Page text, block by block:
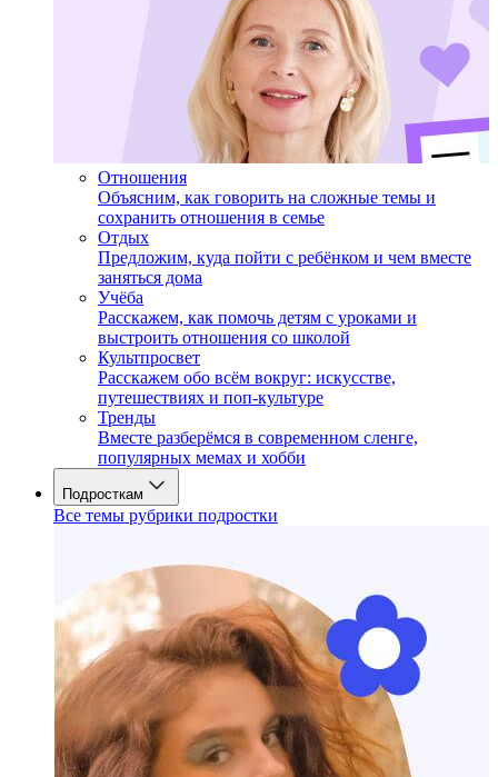
Отношения
Объясним, как говорить на сложные темы и
сохранить отношения в семье
Отдых
Предложим, куда пойти с ребёнком и чем вместе
заняться дома
Учёба
Расскажем, как помочь детям с уроками и
выстроить отношения со школой
Культпросвет
Расскажем обо всём вокруг: искусстве,
путешествиях и поп-культуре
Тренды
Вместе разберёмся в современном сленге,
популярных мемах и хобби
Подросткам
Все темы рубрики подростки